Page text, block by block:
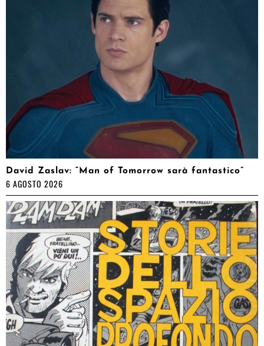
David Zaslav: “Man of Tomorrow sarà fantastico”
6 AGOSTO 2026